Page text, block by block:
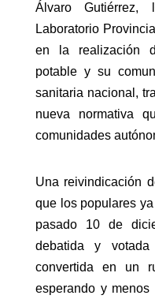
Álvaro
Laboratorio
en la realización
potable y su
sanitaria nacional,
nueva normativa
comunidades
Una reivindicación
que los populares
pasado 10 de
debatida y
convertida en un
esperando y